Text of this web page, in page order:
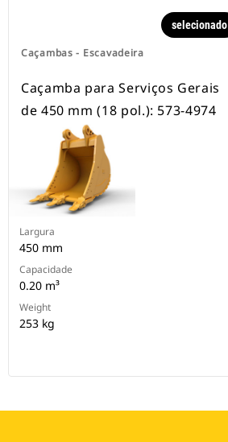
Caçambas - Escavadeira
selecionado
Caçamba para Serviços Gerais
de 450 mm (18 pol.): 573-4974
Largura
450 mm
Capacidade
0.20 m³
Weight
253 kg